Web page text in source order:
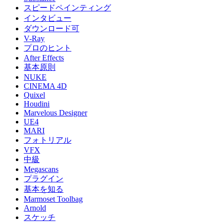
スピードペインティング
インタビュー
ダウンロード可
V-Ray
プロのヒント
After Effects
基本原則
NUKE
CINEMA 4D
Quixel
Houdini
Marvelous Designer
UE4
MARI
フォトリアル
VFX
中級
Megascans
プラグイン
基本を知る
Marmoset Toolbag
Arnold
スケッチ